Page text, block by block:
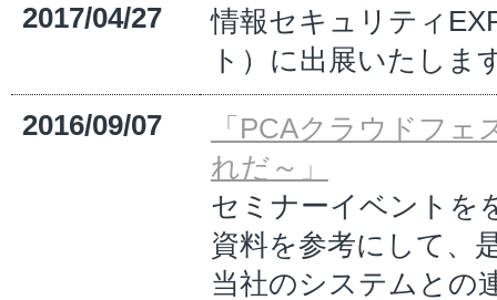
2017/04/27
情報セキュリティ
ト）に出展いたしま
2016/09/07
「PCAクラウドフ
れだ～」
セミナーイベントを
資料を参考にして、
当社のシステムとの